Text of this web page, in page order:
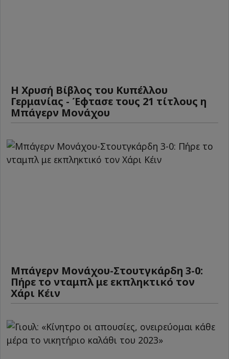
Η Χρυσή Βίβλος του Κυπέλλου
Γερμανίας - Έφτασε τους 21 τίτλους η
Μπάγερν Μονάχου
Μπάγερν Μονάχου-Στουτγκάρδη 3-0:
Πήρε το νταμπλ με εκπληκτικό τον
Χάρι Κέιν